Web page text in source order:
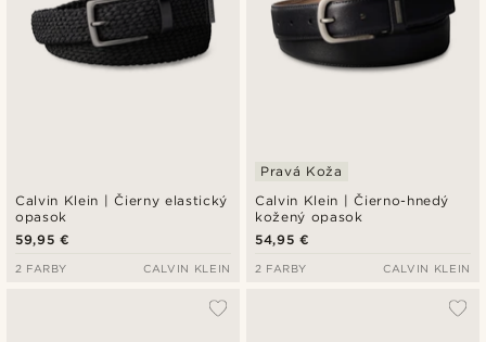
Calvin Klein | Čierny elastický
opasok
59,95 €
2 FARBY CALVIN KLEIN
Calvin Klein | Čierno-hnedý
kožený opasok
Pravá Koža
54,95 €
2 FARBY CALVIN KLEIN